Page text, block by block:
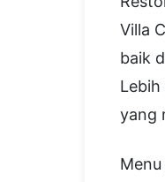
Villa
baik
yang